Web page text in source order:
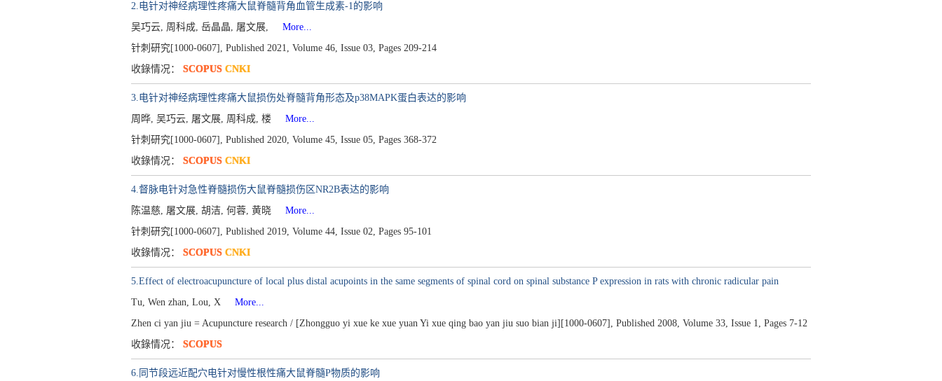
2.电针对神经病理性疼痛大鼠脊髓背角血管生成素-1的影响
吴巧云, 周科成, 岳晶晶, 屠文展,
More...
针刺研究[1000-0607], Published 2021, Volume 46, Issue 03, Pages 209-214
收錄情况： SCOPUS CNKI
3.电针对神经病理性疼痛大鼠损伤处脊髓背角形态及p38MAPK蛋白表达的影响
周晔, 吴巧云, 屠文展, 周科成, 楼
More...
针刺研究[1000-0607], Published 2020, Volume 45, Issue 05, Pages 368-372
收錄情况： SCOPUS CNKI
4.督脉电针对急性脊髓损伤大鼠脊髓损伤区NR2B表达的影响
陈温慈, 屠文展, 胡洁, 何蓉, 黄晓
More...
针刺研究[1000-0607], Published 2019, Volume 44, Issue 02, Pages 95-101
收錄情况： SCOPUS CNKI
5.Effect of electroacupuncture of local plus distal acupoints in the same segments of spinal cord on spinal substance P expression in rats with chronic radicular pain
Tu, Wen zhan, Lou, X
More...
Zhen ci yan jiu = Acupuncture research / [Zhongguo yi xue ke xue yuan Yi xue qing bao yan jiu suo bian ji][1000-0607], Published 2008, Volume 33, Issue 1, Pages 7-12
收錄情况： SCOPUS
6.同节段远近配穴电针对慢性根性痛大鼠脊髓P物质的影响